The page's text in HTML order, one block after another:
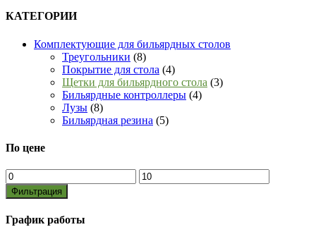
КАТЕГОРИИ
Комплектующие для бильярдных столов
Треугольники (8)
Покрытие для стола (4)
Щетки для бильярдного стола (3)
Бильярдные контроллеры (4)
Лузы (8)
Бильярдная резина (5)
По цене
Минимальная
цена
Максимальная
цена
Фильтрация
График работы